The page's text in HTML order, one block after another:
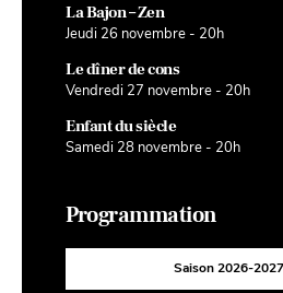
La Bajon – Zen
Jeudi 26 novembre - 20h
Le dîner de cons
Vendredi 27 novembre - 20h
Enfant du siècle
Samedi 28 novembre - 20h
Programmation
Saison 2026-2027